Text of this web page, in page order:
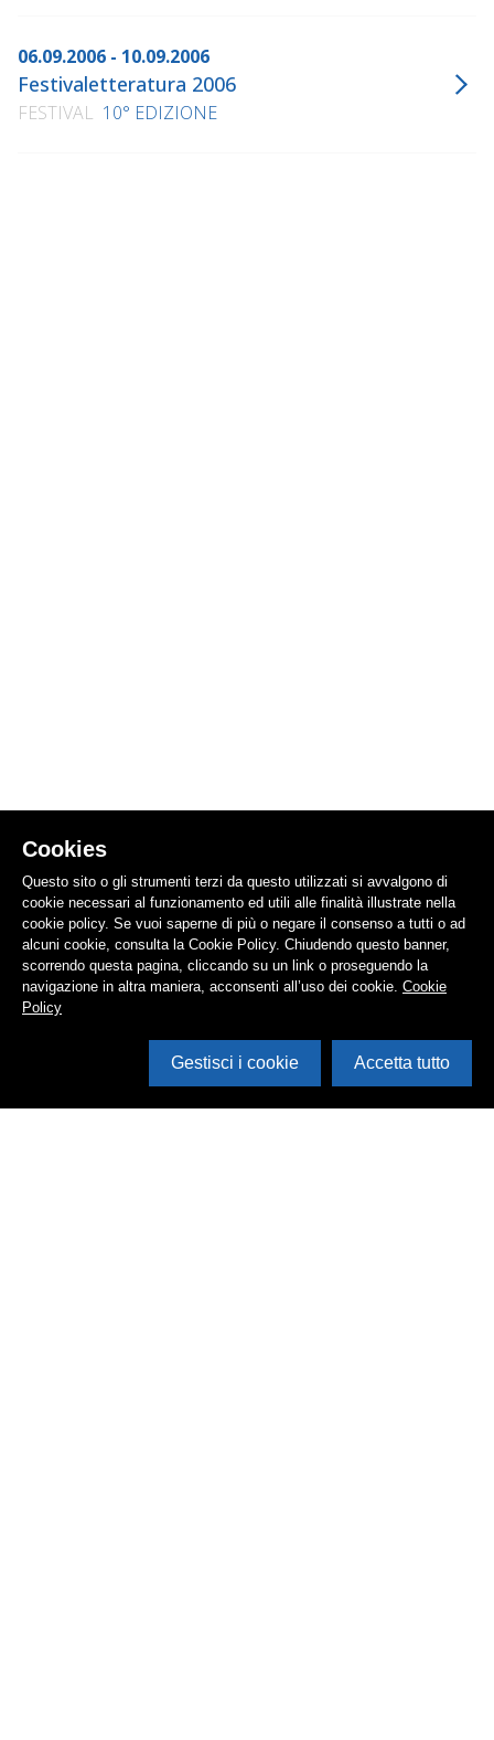
06.09.2006 - 10.09.2006
Festivaletteratura 2006
FESTIVAL 10° EDIZIONE
Cookies
Questo sito o gli strumenti terzi da questo utilizzati si avvalgono di
cookie necessari al funzionamento ed utili alle finalità illustrate nella
cookie policy. Se vuoi saperne di più o negare il consenso a tutti o ad
alcuni cookie, consulta la Cookie Policy. Chiudendo questo banner,
scorrendo questa pagina, cliccando su un link o proseguendo la
navigazione in altra maniera, acconsenti all’uso dei cookie. Cookie
Policy
Gestisci i cookie Accetta tutto